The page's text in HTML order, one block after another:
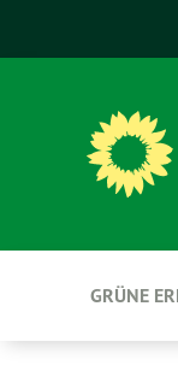
GRÜNE